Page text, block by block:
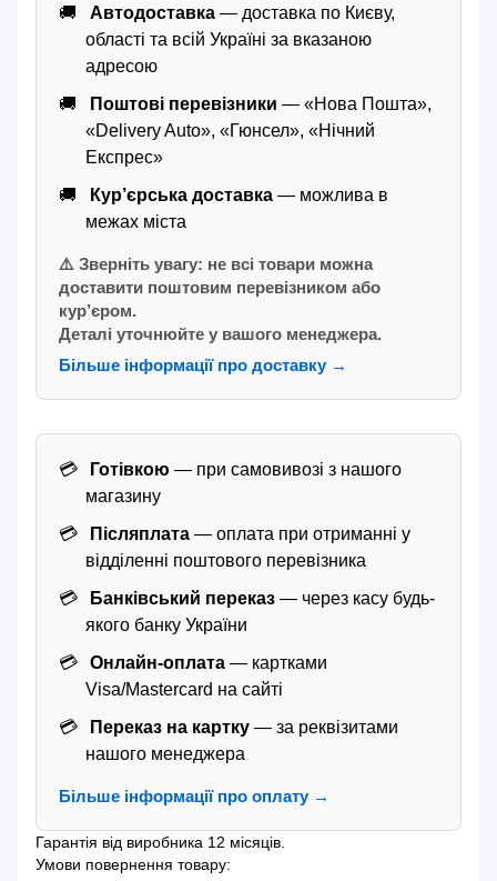
Автодоставка — доставка по Києву,
області та всій Україні за вказаною
адресою
Поштові перевізники — «Нова Пошта»,
«Delivery Auto», «Гюнсел», «Нічний
Експрес»
Кур’єрська доставка — можлива в
межах міста
⚠️ Зверніть увагу: не всі товари можна
доставити поштовим перевізником або
кур’єром.
Деталі уточнюйте у вашого менеджера.
Більше інформації про доставку →
Готівкою — при самовивозі з нашого
магазину
Післяплата — оплата при отриманні у
відділенні поштового перевізника
Банківський переказ — через касу будь-
якого банку України
Онлайн-оплата — картками
Visa/Mastercard на сайті
Переказ на картку — за реквізитами
нашого менеджера
Більше інформації про оплату →
Гарантія від виробника 12 місяців.
Умови повернення товару: